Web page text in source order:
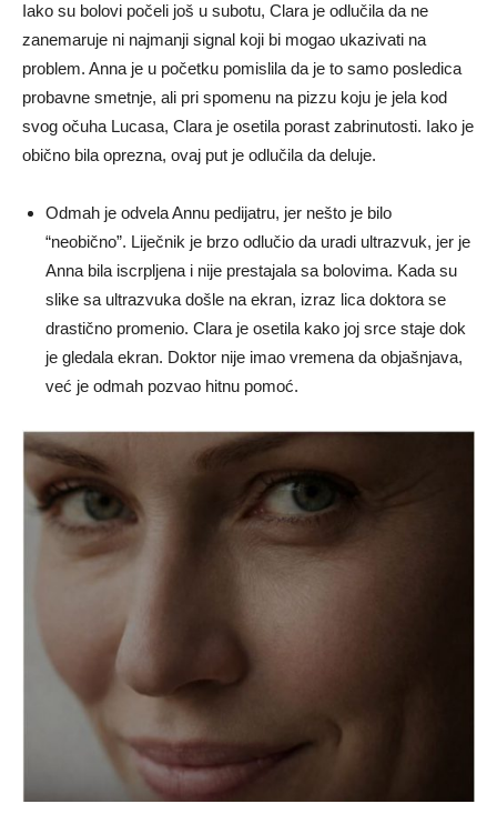
Iako su bolovi počeli još u subotu, Clara je odlučila da ne
zanemaruje ni najmanji signal koji bi mogao ukazivati na
problem. Anna je u početku pomislila da je to samo posledica
probavne smetnje, ali pri spomenu na pizzu koju je jela kod
svog očuha Lucasa, Clara je osetila porast zabrinutosti. Iako je
obično bila oprezna, ovaj put je odlučila da deluje.
Odmah je odvela Annu pedijatru, jer nešto je bilo
“neobično”. Liječnik je brzo odlučio da uradi ultrazvuk, jer je
Anna bila iscrpljena i nije prestajala sa bolovima. Kada su
slike sa ultrazvuka došle na ekran, izraz lica doktora se
drastično promenio. Clara je osetila kako joj srce staje dok
je gledala ekran. Doktor nije imao vremena da objašnjava,
već je odmah pozvao hitnu pomoć.